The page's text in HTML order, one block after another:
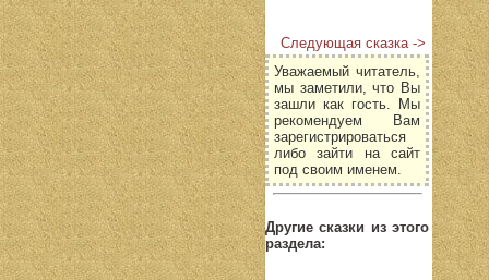
Следующая сказка ->
Уважаемый читатель,
мы заметили, что Вы
зашли как гость. Мы
рекомендуем Вам
зарегистрироваться
либо зайти на сайт
под своим именем.
Другие сказки из этого
раздела: